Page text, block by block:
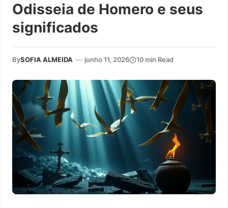
Odisseia de Homero e seus
significados
BySOFIA ALMEIDA — junho 11, 2026 10 min Read